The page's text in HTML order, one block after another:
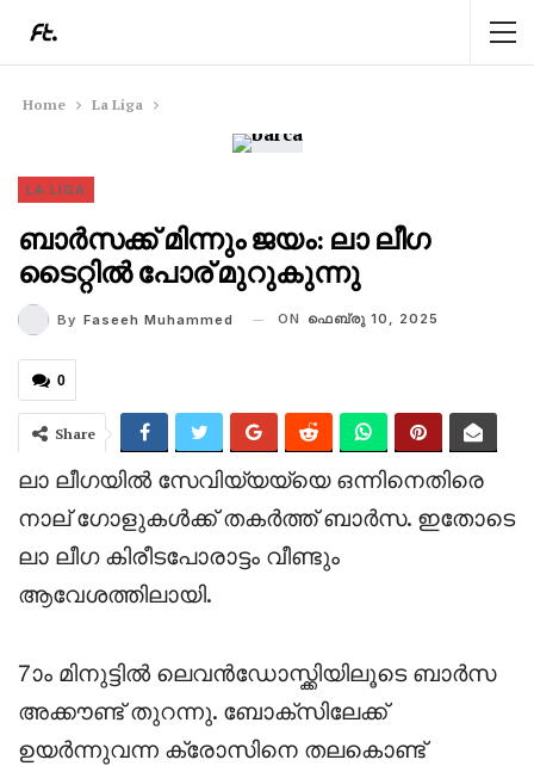
Home La Liga
LA LIGA
ബാർസക്ക് മിന്നും ജയം: ലാ ലീഗ
ടൈറ്റിൽ പോര് മുറുകുന്നു
By Faseeh Muhammed ON ഫെബ്രു 10, 2025
0
Share
ലാ ലീഗയിൽ സേവിയ്യയ്യെ ഒന്നിനെതിരെ
നാല് ഗോളുകൾക്ക് തകർത്ത് ബാർസ. ഇതോടെ
ലാ ലീഗ കിരീടപോരാട്ടം വീണ്ടും
ആവേശത്തിലായി.
7ാം മിനുട്ടിൽ ലെവൻഡോസ്ക്കിയിലൂടെ ബാർസ
അക്കൗണ്ട് തുറന്നു. ബോക്സിലേക്ക്
ഉയർന്നുവന്ന ക്രോസിനെ തലകൊണ്ട്